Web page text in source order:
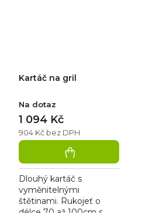
Kartáč na gril
Na dotaz
904 Kč bez DPH
1 094 Kč
Dlouhý kartáč s
vyměnitelnými
štětinami. Rukojeť o
délce 70 až 100cm s